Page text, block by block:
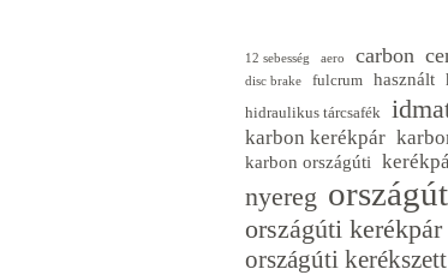
12 sebesség aero carbon
disc brake fulcrum használt
hidraulikus tárcsafék
karbon kerékpár
karbon országúti
nyereg
országúti kerékpár
országúti kerékszett